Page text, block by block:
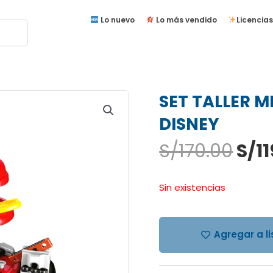
Lo nuevo Lo más vendido Licencias
SET TALLER
DISNEY
S/170.00El
S/
Sin existencias
Agregar a